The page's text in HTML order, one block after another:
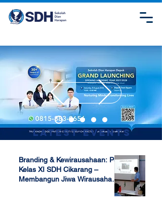
Latest Events
Branding & Kewirausahaan: P5
Kelas XI SDH Cikarang –
Membangun Jiwa Wirausaha